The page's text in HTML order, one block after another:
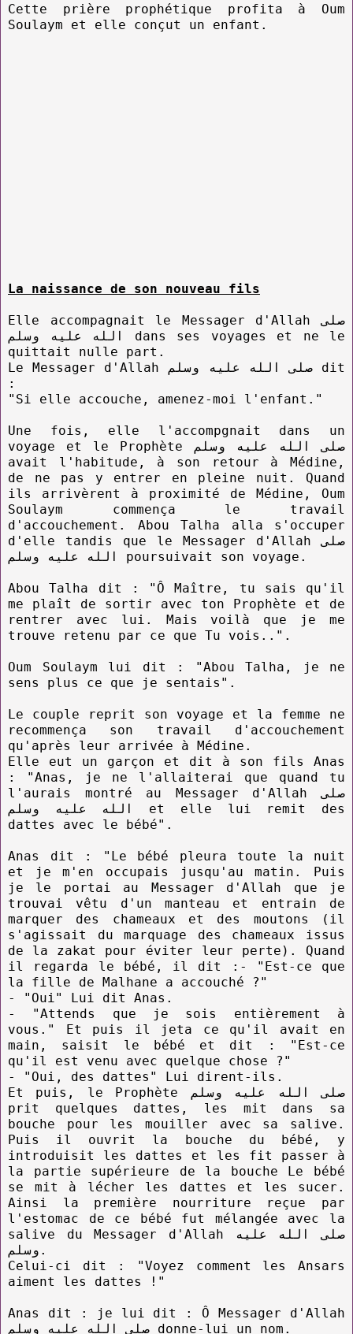
Cette prière prophétique profita à Oum
Soulaym et elle conçut un enfant.
La naissance de son nouveau fils
Elle accompagnait le Messager d'Allah صلى
الله عليه وسلم dans ses voyages et ne le
quittait nulle part.
Le Messager d'Allah صلى الله عليه وسلم dit
:
"Si elle accouche, amenez-moi l'enfant."
Une fois, elle l'accompgnait dans un
voyage et le Prophète صلى الله عليه وسلم
avait l'habitude, à son retour à Médine,
de ne pas y entrer en pleine nuit. Quand
ils arrivèrent à proximité de Médine, Oum
Soulaym commença le travail
d'accouchement. Abou Talha alla s'occuper
d'elle tandis que le Messager d'Allah صلى
الله عليه وسلم poursuivait son voyage.
Abou Talha dit : "Ô Maître, tu sais qu'il
me plaît de sortir avec ton Prophète et de
rentrer avec lui. Mais voilà que je me
trouve retenu par ce que Tu vois..".
Oum Soulaym lui dit : "Abou Talha, je ne
sens plus ce que je sentais".
Le couple reprit son voyage et la femme ne
recommença son travail d'accouchement
qu'après leur arrivée à Médine.
Elle eut un garçon et dit à son fils Anas
: "Anas, je ne l'allaiterai que quand tu
l'aurais montré au Messager d'Allah صلى
الله عليه وسلم et elle lui remit des
dattes avec le bébé".
Anas dit : "Le bébé pleura toute la nuit
et je m'en occupais jusqu'au matin. Puis
je le portai au Messager d'Allah que je
trouvai vêtu d'un manteau et entrain de
marquer des chameaux et des moutons (il
s'agissait du marquage des chameaux issus
de la zakat pour éviter leur perte). Quand
il regarda le bébé, il dit :- "Est-ce que
la fille de Malhane a accouché ?"
- "Oui" Lui dit Anas.
- "Attends que je sois entièrement à
vous." Et puis il jeta ce qu'il avait en
main, saisit le bébé et dit : "Est-ce
qu'il est venu avec quelque chose ?"
- "Oui, des dattes" Lui dirent-ils.
Et puis, le Prophète صلى الله عليه وسلم
prit quelques dattes, les mit dans sa
bouche pour les mouiller avec sa salive.
Puis il ouvrit la bouche du bébé, y
introduisit les dattes et les fit passer à
la partie supérieure de la bouche Le bébé
se mit à lécher les dattes et les sucer.
Ainsi la première nourriture reçue par
l'estomac de ce bébé fut mélangée avec la
salive du Messager d'Allah صلى الله عليه
وسلم.
Celui-ci dit : "Voyez comment les Ansars
aiment les dattes !"
Anas dit : je lui dit : Ô Messager d'Allah
صلى الله عليه وسلم donne-lui un nom.